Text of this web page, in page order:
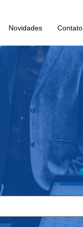
Novidades Contato